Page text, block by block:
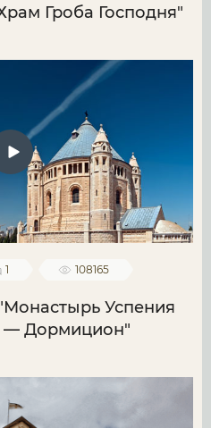
Гроба Господня"
1 108165
Успения
— Дормицион"